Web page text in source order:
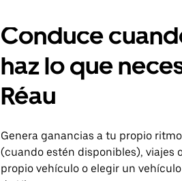
Conduce
haz lo que
Réau
Genera ganancias a tu propio
(cuando estén disponibles), viajes
propio vehículo o elegir un